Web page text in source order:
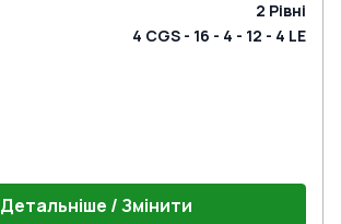
2 Рівні
4 CGS - 16 - 4 - 12 - 4 LE
Детальніше / Змінити